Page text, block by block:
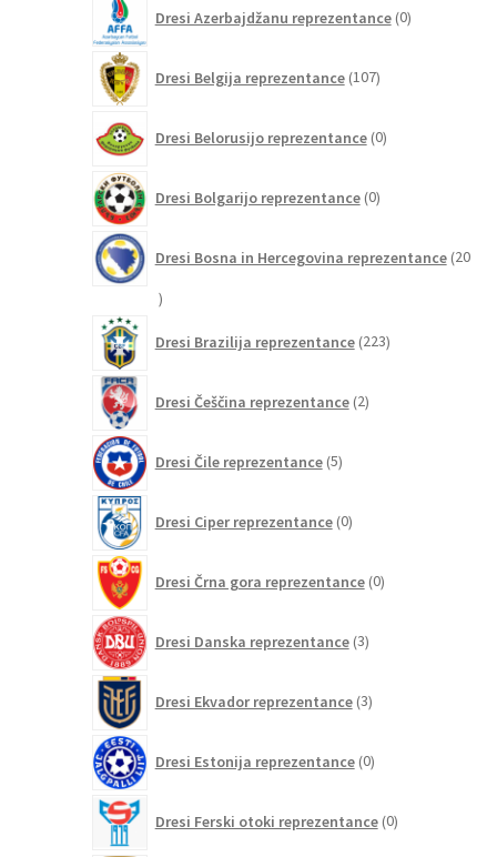
Dresi Azerbajdžanu reprezentance 0izdelkov
Dresi Belgija reprezentance 107izdelkov
Dresi Belorusijo reprezentance 0izdelkov
Dresi Bolgarijo reprezentance 0izdelkov
Dresi Bosna in Hercegovina reprezentance 20
20
Dresi Brazilija reprezentance 223izdelkov
Dresi Češčina reprezentance 2izdelka
Dresi Čile reprezentance 5izdelkov
Dresi Ciper reprezentance 0izdelkov
Dresi Črna gora reprezentance 0izdelkov
Dresi Danska reprezentance 3izdelki
Dresi Ekvador reprezentance 3izdelki
Dresi Estonija reprezentance 0izdelkov
Dresi Ferski otoki reprezentance 0izdelkov